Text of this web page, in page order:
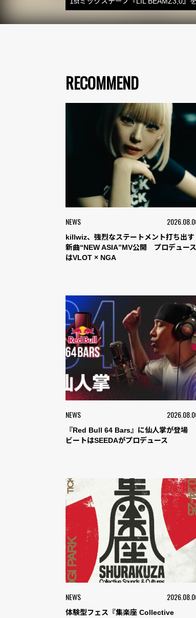
RECOMMEND
NEWS
killwiz、強烈なステートメント打ち出す
新曲“NEW ASIA”MV公開 プロデュース
はVLOT × NGA
NEWS
『Red Bull 64 Bars』に仙人掌が登場
ビートはSEEDAがプロデュース
NEWS
体験型フェス『集楽座 Collective